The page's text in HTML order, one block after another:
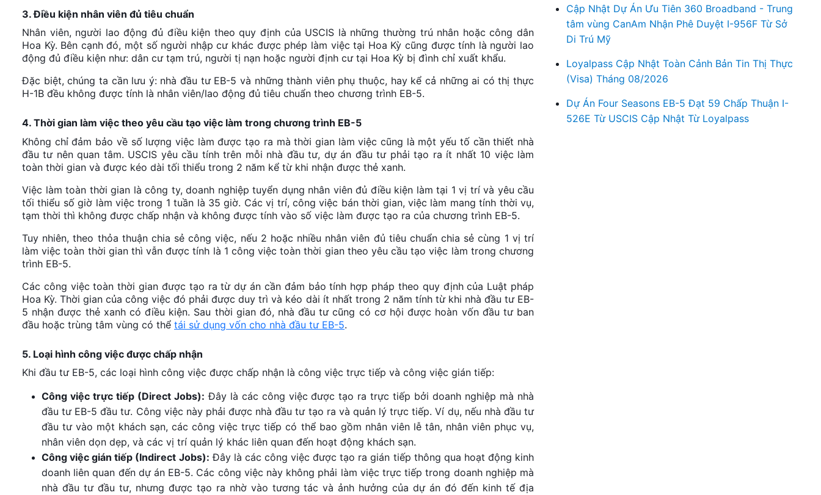
3. Điều kiện nhân viên đủ tiêu chuẩn
Nhân viên, người lao động đủ điều kiện theo quy định của USCIS là những thường trú nhân hoặc công dân
Hoa Kỳ. Bên cạnh đó, một số người nhập cư khác được phép làm việc tại Hoa Kỳ cũng được tính là người lao
động đủ điều kiện như: dân cư tạm trú, người tị nạn hoặc người định cư tại Hoa Kỳ bị đình chỉ xuất khẩu.
Đặc biệt, chúng ta cần lưu ý: nhà đầu tư EB-5 và những thành viên phụ thuộc, hay kể cả những ai có thị thực
H-1B đều không được tính là nhân viên/lao động đủ tiêu chuẩn theo chương trình EB-5.
4. Thời gian làm việc theo yêu cầu tạo việc làm trong chương trình EB-5
Không chỉ đảm bảo về số lượng việc làm được tạo ra mà thời gian làm việc cũng là một yếu tố cần thiết nhà
đầu tư nên quan tâm. USCIS yêu cầu tính trên mỗi nhà đầu tư, dự án đầu tư phải tạo ra ít nhất 10 việc làm
toàn thời gian và được kéo dài tối thiểu trong 2 năm kể từ khi nhận được thẻ xanh.
Việc làm toàn thời gian là công ty, doanh nghiệp tuyển dụng nhân viên đủ điều kiện làm tại 1 vị trí và yêu cầu
tối thiểu số giờ làm việc trong 1 tuần là 35 giờ. Các vị trí, công việc bán thời gian, việc làm mang tính thời vụ,
tạm thời thì không được chấp nhận và không được tính vào số việc làm được tạo ra của chương trình EB-5.
Tuy nhiên, theo thỏa thuận chia sẻ công việc, nếu 2 hoặc nhiều nhân viên đủ tiêu chuẩn chia sẻ cùng 1 vị trí
làm việc toàn thời gian thì vẫn được tính là 1 công việc toàn thời gian theo yêu cầu tạo việc làm trong chương
trình EB-5.
Các công việc toàn thời gian được tạo ra từ dự án cần đảm bảo tính hợp pháp theo quy định của Luật pháp
Hoa Kỳ. Thời gian của công việc đó phải được duy trì và kéo dài ít nhất trong 2 năm tính từ khi nhà đầu tư EB-
5 nhận được thẻ xanh có điều kiện. Sau thời gian đó, nhà đầu tư cũng có cơ hội được hoàn vốn đầu tư ban
đầu hoặc trùng tâm vùng có thể tái sử dụng vốn cho nhà đầu tư EB-5.
5. Loại hình công việc được chấp nhận
Khi đầu tư EB-5, các loại hình công việc được chấp nhận là công việc trực tiếp và công việc gián tiếp:
Công việc trực tiếp (Direct Jobs): Đây là các công việc được tạo ra trực tiếp bởi doanh nghiệp mà nhà
đầu tư EB-5 đầu tư. Công việc này phải được nhà đầu tư tạo ra và quản lý trực tiếp. Ví dụ, nếu nhà đầu tư
đầu tư vào một khách sạn, các công việc trực tiếp có thể bao gồm nhân viên lễ tân, nhân viên phục vụ,
nhân viên dọn dẹp, và các vị trí quản lý khác liên quan đến hoạt động khách sạn.
Công việc gián tiếp (Indirect Jobs): Đây là các công việc được tạo ra gián tiếp thông qua hoạt động kinh
doanh liên quan đến dự án EB-5. Các công việc này không phải làm việc trực tiếp trong doanh nghiệp mà
nhà đầu tư đầu tư, nhưng được tạo ra nhờ vào tương tác và ảnh hưởng của dự án đó đến kinh tế địa
Cập Nhật Dự Án Ưu Tiên 360 Broadband - Trung
tâm vùng CanAm Nhận Phê Duyệt I-956F Từ Sở
Di Trú Mỹ
Loyalpass Cập Nhật Toàn Cảnh Bản Tin Thị Thực
(Visa) Tháng 08/2026
Dự Án Four Seasons EB-5 Đạt 59 Chấp Thuận I-
526E Từ USCIS Cập Nhật Từ Loyalpass